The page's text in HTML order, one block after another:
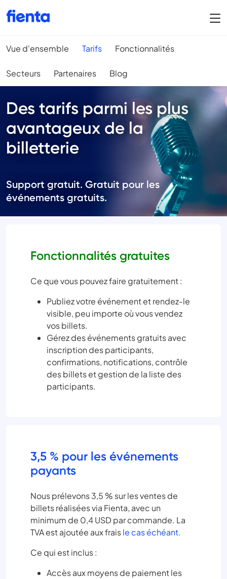
Vue d'ensemble Tarifs Fonctionnalités
Secteurs Partenaires Blog
Des tarifs parmi les plus
avantageux de la
billetterie
Support gratuit. Gratuit pour les
événements gratuits.
Fonctionnalités gratuites
Ce que vous pouvez faire gratuitement :
Publiez votre événement et rendez-le
visible, peu importe où vous vendez
vos billets.
Gérez des événements gratuits avec
inscription des participants,
confirmations, notifications, contrôle
des billets et gestion de la liste des
participants.
3,5 % pour les événements
payants
Nous prélevons 3,5 % sur les ventes de
billets réalisées via Fienta, avec un
minimum de 0,4 USD par commande. La
TVA est ajoutée aux fraisle cas échéant.
Ce qui est inclus :
Accès aux moyens de paiement les